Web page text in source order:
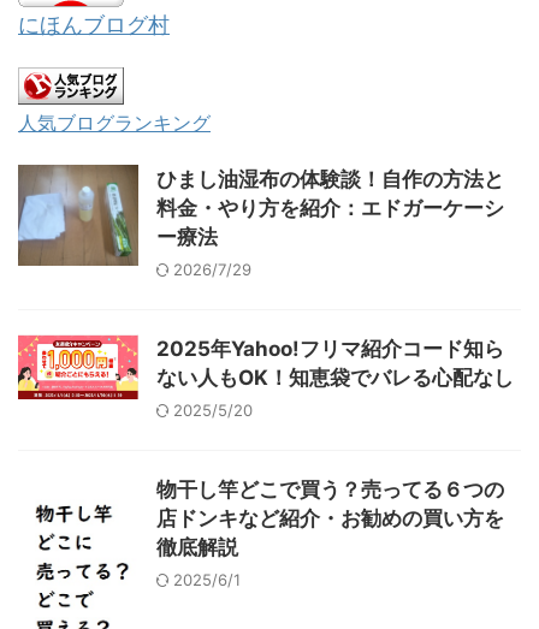
にほんブログ村
人気ブログランキング
ひまし油湿布の体験談！自作の方法と
料金・やり方を紹介：エドガーケーシ
ー療法
2026/7/29
2025年Yahoo!フリマ紹介コード知ら
ない人もOK！知恵袋でバレる心配なし
2025/5/20
物干し竿どこで買う？売ってる６つの
店ドンキなど紹介・お勧めの買い方を
徹底解説
2025/6/1